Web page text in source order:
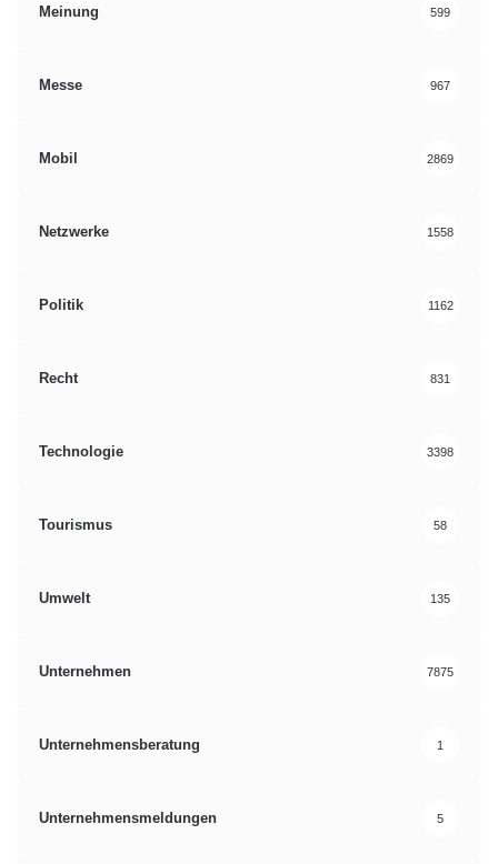
Meinung 599
Messe 967
Mobil 2869
Netzwerke 1558
Politik 1162
Recht 831
Technologie 3398
Tourismus 58
Umwelt 135
Unternehmen 7875
Unternehmensberatung 1
Unternehmensmeldungen 5